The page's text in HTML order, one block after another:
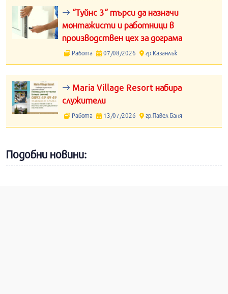
“Туйнс 3“ търси да назначи
монтажисти и работници в
производствен цех за дограма
Работа 07/08/2026 гр.Казанлък
Maria Village Resort набира
служители
Работа 13/07/2026 гр.Павел Баня
Подобни новини: